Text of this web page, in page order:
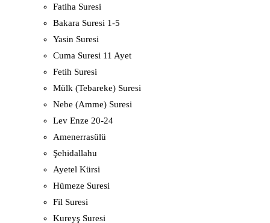
Fatiha Suresi
Bakara Suresi 1-5
Yasin Suresi
Cuma Suresi 11 Ayet
Fetih Suresi
Mülk (Tebareke) Suresi
Nebe (Amme) Suresi
Lev Enze 20-24
Amenerrasülü
Şehidallahu
Ayetel Kürsi
Hümeze Suresi
Fil Suresi
Kureyş Suresi